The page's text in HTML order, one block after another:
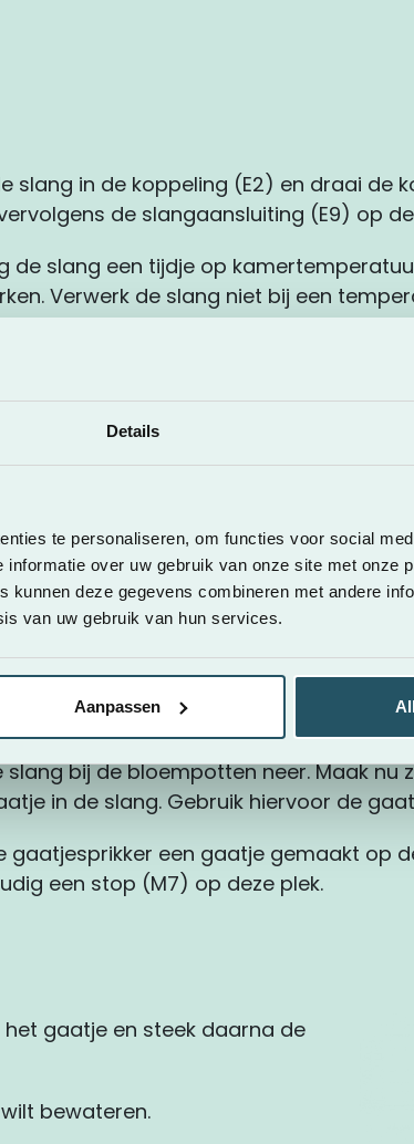
Details
te personaliseren, om functies voor social
over uw gebruik van onze site met onze
kunnen deze gegevens combineren met andere
van uw gebruik van hun services.
Aanpassen
slang in de koppeling (E2) en draai de
de slangaansluiting (E9) op
de slang een tijdje op
Verwerk de slang niet bij een
(E2) met daarop de
(Let op: niet te kort!)
slang bij de bloempotten neer. Maak
in de slang. Gebruik hiervoor de
gaatjesprikker een gaatje gemaakt op
een stop (M7) op deze plek.
gaatje en steek daarna de
bewateren.